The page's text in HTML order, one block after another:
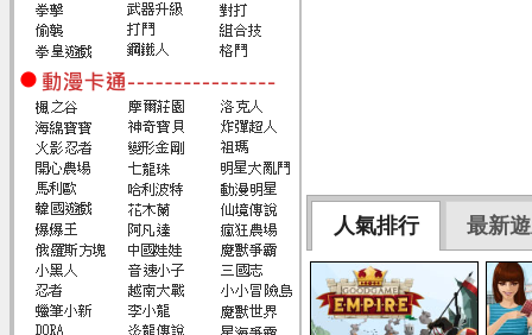
人氣排行 最新